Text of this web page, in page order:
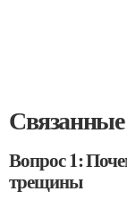
Вопрос 1:
трещины